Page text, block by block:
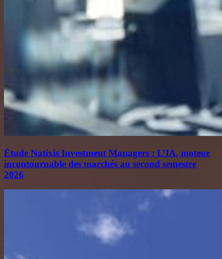
Étude Natixis Investment Managers : L’IA, moteur
incontournable des marchés au second semestre
2026